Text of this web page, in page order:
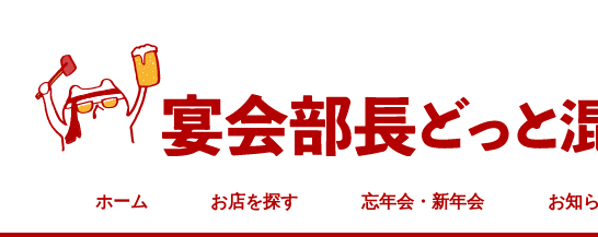
ホーム お店を探す 忘年会・新年会 お知